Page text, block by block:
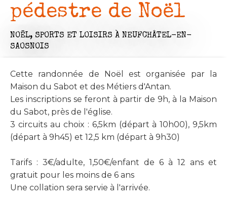
pédestre de Noël
NOËL, SPORTS ET LOISIRS À NEUFCHÂTEL-EN-
SAOSNOIS
Cette randonnée de Noël est organisée par la
Maison du Sabot et des Métiers d'Antan.
Les inscriptions se feront à partir de 9h, à la Maison
du Sabot, près de l'église.
3 circuits au choix : 6,5km (départ à 10h00), 9,5km
(départ à 9h45) et 12,5 km (départ à 9h30)
Tarifs : 3€/adulte, 1,50€/enfant de 6 à 12 ans et
gratuit pour les moins de 6 ans
Une collation sera servie à l'arrivée.